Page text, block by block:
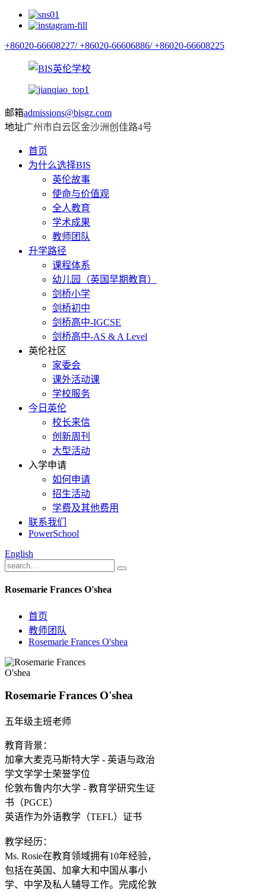
+86020-66608227/ +86020-66606886/ +86020-66608225
邮箱admissions@bisgz.com
地址广州市白云区金沙洲创佳路4号
首页
为什么选择BIS
英伦故事
使命与价值观
全人教育
学术成果
教师团队
升学路径
课程体系
幼儿园（英国早期教育）
剑桥小学
剑桥初中
剑桥高中-IGCSE
剑桥高中-AS & A Level
英伦社区
家委会
课外活动课
学校服务
今日英伦
校长来信
创新周刊
大型活动
入学申请
如何申请
招生活动
学费及其他费用
联系我们
PowerSchool
English
Rosemarie Frances O'shea
首页
教师团队
Rosemarie Frances O'shea
Rosemarie Frances O'shea
五年级主班老师
教育背景：
加拿大麦克马斯特大学 - 英语与政治
学文学学士荣誉学位
伦敦布鲁内尔大学 - 教育学研究生证
书（PGCE）
英语作为外语教学（TEFL）证书
教学经历：
Ms. Rosie在教育领域拥有10年经验，
包括在英国、加拿大和中国从事小
学、中学及私人辅导工作。完成伦敦